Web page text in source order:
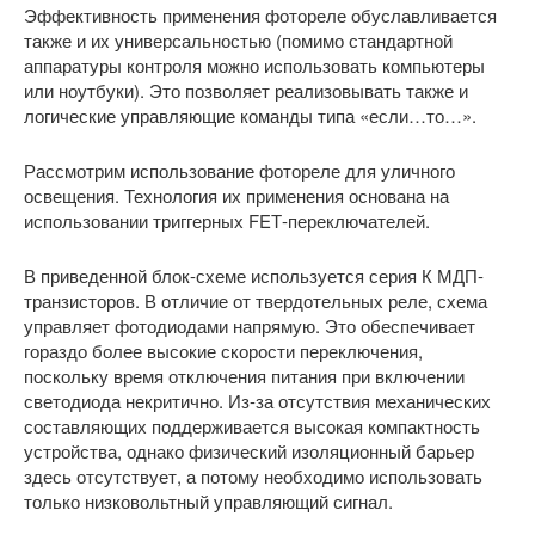
Эффективность применения фотореле обуславливается
также и их универсальностью (помимо стандартной
аппаратуры контроля можно использовать компьютеры
или ноутбуки). Это позволяет реализовывать также и
логические управляющие команды типа «если…то…».
Рассмотрим использование фотореле для уличного
освещения. Технология их применения основана на
использовании триггерных FEТ-переключателей.
В приведенной блок-схеме используется серия К МДП-
транзисторов. В отличие от твердотельных реле, схема
управляет фотодиодами напрямую. Это обеспечивает
гораздо более высокие скорости переключения,
поскольку время отключения питания при включении
светодиода некритично. Из-за отсутствия механических
составляющих поддерживается высокая компактность
устройства, однако физический изоляционный барьер
здесь отсутствует, а потому необходимо использовать
только низковольтный управляющий сигнал.